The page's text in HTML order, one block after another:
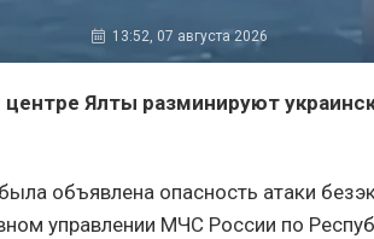
13:52, 07 августа 2026
Ялты разминируют
объявлена опасность атаки
управлении МЧС России по